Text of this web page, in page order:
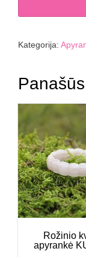
apyrankė
mm
Kategorija:
Rožinio
apyrankė